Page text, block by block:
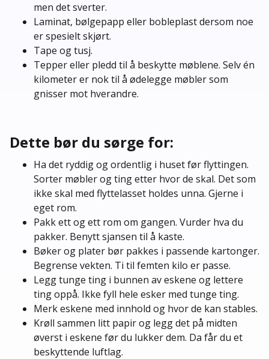
men det sverter.
Laminat, bølgepapp eller bobleplast dersom noe
er spesielt skjørt.
Tape og tusj.
Tepper eller pledd til å beskytte møblene. Selv én
kilometer er nok til å ødelegge møbler som
gnisser mot hverandre.
Dette bør du sørge for:
Ha det ryddig og ordentlig i huset før flyttingen.
Sorter møbler og ting etter hvor de skal. Det som
ikke skal med flyttelasset holdes unna. Gjerne i
eget rom.
Pakk ett og ett rom om gangen. Vurder hva du
pakker. Benytt sjansen til å kaste.
Bøker og plater bør pakkes i passende kartonger.
Begrense vekten. Ti til femten kilo er passe.
Legg tunge ting i bunnen av eskene og lettere
ting oppå. Ikke fyll hele esker med tunge ting.
Merk eskene med innhold og hvor de kan stables.
Krøll sammen litt papir og legg det på midten
øverst i eskene før du lukker dem. Da får du et
beskyttende luftlag.